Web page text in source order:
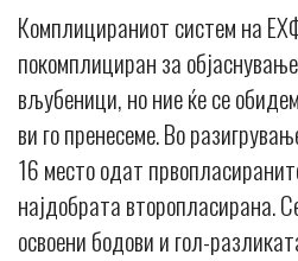
Комплицираниот систем на
покомплициран за
вљубеници, но ние ќе се
ви го пренесеме. Во
16 место одат
најдобрата второпласирана.
освоени бодови и гол-